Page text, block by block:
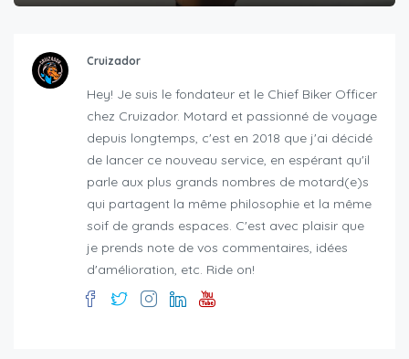
Cruizador
Hey! Je suis le fondateur et le Chief Biker Officer
chez Cruizador. Motard et passionné de voyage
depuis longtemps, c'est en 2018 que j'ai décidé
de lancer ce nouveau service, en espérant qu'il
parle aux plus grands nombres de motard(e)s
qui partagent la même philosophie et la même
soif de grands espaces. C'est avec plaisir que
je prends note de vos commentaires, idées
d'amélioration, etc. Ride on!